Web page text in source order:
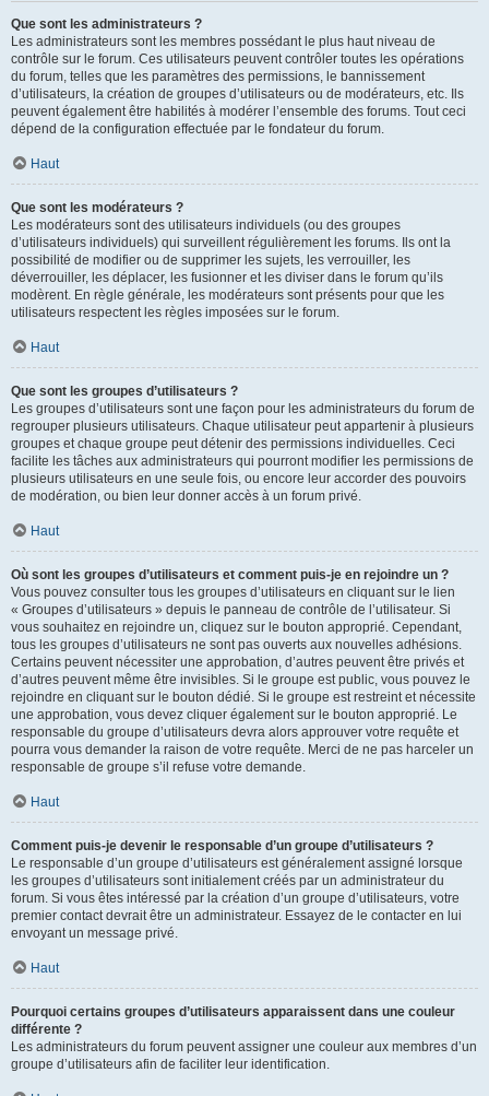
Que sont les administrateurs ?
Les administrateurs sont les membres possédant le plus haut niveau de
contrôle sur le forum. Ces utilisateurs peuvent contrôler toutes les opérations
du forum, telles que les paramètres des permissions, le bannissement
d’utilisateurs, la création de groupes d’utilisateurs ou de modérateurs, etc. Ils
peuvent également être habilités à modérer l’ensemble des forums. Tout ceci
dépend de la configuration effectuée par le fondateur du forum.
Haut
Que sont les modérateurs ?
Les modérateurs sont des utilisateurs individuels (ou des groupes
d’utilisateurs individuels) qui surveillent régulièrement les forums. Ils ont la
possibilité de modifier ou de supprimer les sujets, les verrouiller, les
déverrouiller, les déplacer, les fusionner et les diviser dans le forum qu’ils
modèrent. En règle générale, les modérateurs sont présents pour que les
utilisateurs respectent les règles imposées sur le forum.
Haut
Que sont les groupes d’utilisateurs ?
Les groupes d’utilisateurs sont une façon pour les administrateurs du forum de
regrouper plusieurs utilisateurs. Chaque utilisateur peut appartenir à plusieurs
groupes et chaque groupe peut détenir des permissions individuelles. Ceci
facilite les tâches aux administrateurs qui pourront modifier les permissions de
plusieurs utilisateurs en une seule fois, ou encore leur accorder des pouvoirs
de modération, ou bien leur donner accès à un forum privé.
Haut
Où sont les groupes d’utilisateurs et comment puis-je en rejoindre un ?
Vous pouvez consulter tous les groupes d’utilisateurs en cliquant sur le lien
« Groupes d’utilisateurs » depuis le panneau de contrôle de l’utilisateur. Si
vous souhaitez en rejoindre un, cliquez sur le bouton approprié. Cependant,
tous les groupes d’utilisateurs ne sont pas ouverts aux nouvelles adhésions.
Certains peuvent nécessiter une approbation, d’autres peuvent être privés et
d’autres peuvent même être invisibles. Si le groupe est public, vous pouvez le
rejoindre en cliquant sur le bouton dédié. Si le groupe est restreint et nécessite
une approbation, vous devez cliquer également sur le bouton approprié. Le
responsable du groupe d’utilisateurs devra alors approuver votre requête et
pourra vous demander la raison de votre requête. Merci de ne pas harceler un
responsable de groupe s’il refuse votre demande.
Haut
Comment puis-je devenir le responsable d’un groupe d’utilisateurs ?
Le responsable d’un groupe d’utilisateurs est généralement assigné lorsque
les groupes d’utilisateurs sont initialement créés par un administrateur du
forum. Si vous êtes intéressé par la création d’un groupe d’utilisateurs, votre
premier contact devrait être un administrateur. Essayez de le contacter en lui
envoyant un message privé.
Haut
Pourquoi certains groupes d’utilisateurs apparaissent dans une couleur
différente ?
Les administrateurs du forum peuvent assigner une couleur aux membres d’un
groupe d’utilisateurs afin de faciliter leur identification.